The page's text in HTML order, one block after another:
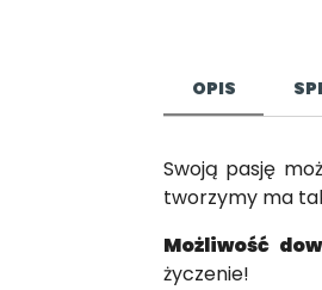
OPIS
Swoją pasję
tworzymy ma
Możliwość
życzenie!